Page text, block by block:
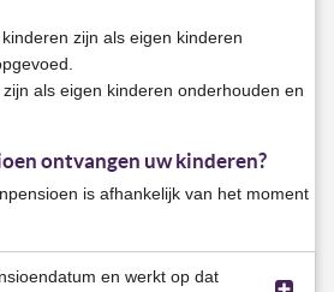
zijn als eigen kinderen
als eigen kinderen onderhouden en
ontvangen uw kinderen?
is afhankelijk van het moment
en werkt op dat